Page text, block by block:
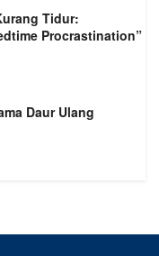
Tidur:
Procrastination”
Daur Ulang